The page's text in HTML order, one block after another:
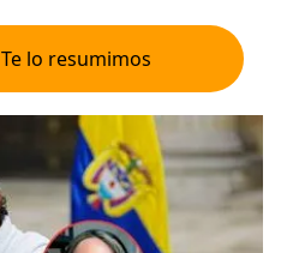
Te lo resumimos